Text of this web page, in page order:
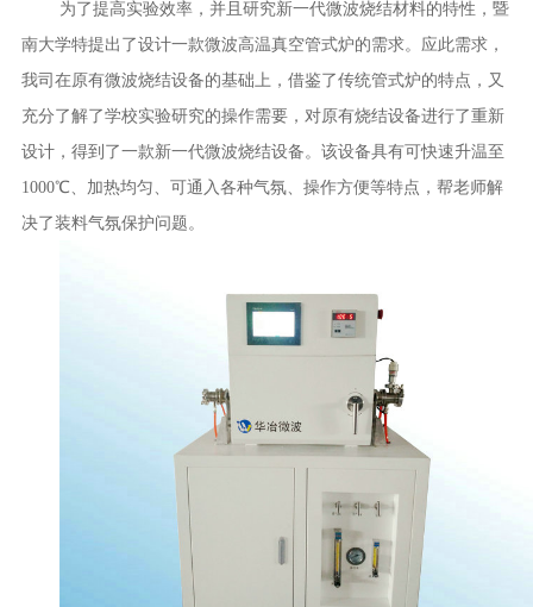
为了提高实验效率，并且研究新一代微波烧结材料的特性，暨
南大学特提出了设计一款微波高温真空管式炉的需求。应此需求，
我司在原有微波烧结设备的基础上，借鉴了传统管式炉的特点，又
充分了解了学校实验研究的操作需要，对原有烧结设备进行了重新
设计，得到了一款新一代微波烧结设备。该设备具有可快速升温至
1000℃、加热均匀、可通入各种气氛、操作方便等特点，帮老师解
决了装料气氛保护问题。